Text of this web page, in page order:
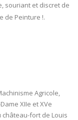
souriant et discret de
de Peinture !.
Agricole,
XIIe et XVe
château-fort de Louis